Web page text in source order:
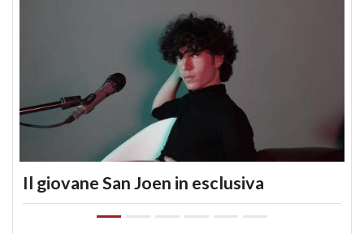
Il giovane San Joen in esclusiva